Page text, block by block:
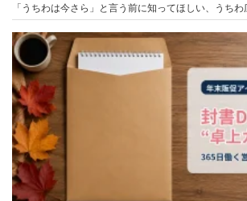
「うちわは今さら」と言う前に知ってほしい、うち